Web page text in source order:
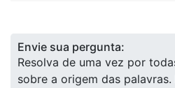
Envie sua pergunta:
Resolva de uma vez por
sobre a origem das